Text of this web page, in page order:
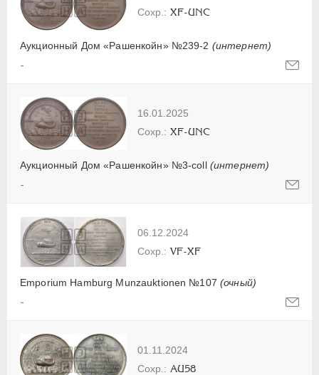
Аукционный Дом «Рашенкойн» №239-2 (интернет)
XF-UNC
-
16.01.2025
Аукционный Дом «Рашенкойн» №3-coll (интернет)
XF-UNC
-
06.12.2024
Emporium Hamburg Munzauktionen №107(очный)
VF-XF
-
01.11.2024
AU58